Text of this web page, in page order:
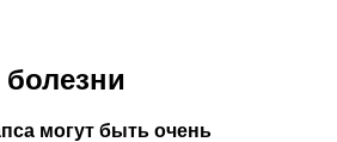
могут быть очень